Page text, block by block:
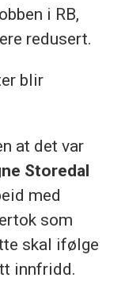
i RB,
redusert.
blir
at det var
Storedal
med
som
skal ifølge
innfridd.